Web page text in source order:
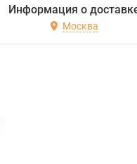
Информация о
Москва